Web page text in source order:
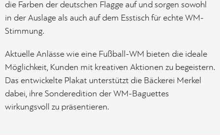
die Farben der deutschen Flagge auf und sorgen sowohl
in der Auslage als auch auf dem Esstisch für echte WM-
Stimmung.
Aktuelle Anlässe wie eine Fußball-WM bieten die ideale
Möglichkeit, Kunden mit kreativen Aktionen zu begeistern.
Das entwickelte Plakat unterstützt die Bäckerei Merkel
dabei, ihre Sonderedition der WM-Baguettes
wirkungsvoll zu präsentieren.